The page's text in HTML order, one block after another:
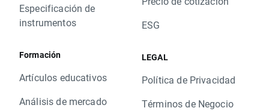
Especificación de
instrumentos
Formación
Artículos educativos
Análisis de mercado
ESG
LEGAL
Política de Privacidad
Términos de Negocio